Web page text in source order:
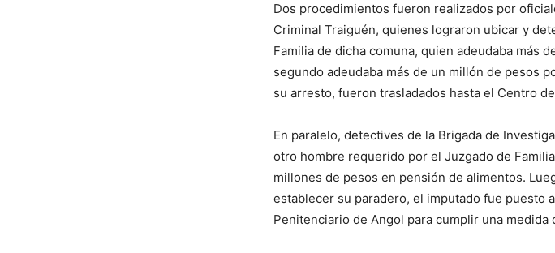
Dos procedimientos fueron realizados por
Criminal Traiguén, quienes lograron ubicar y
Familia de dicha comuna, quien adeudaba más
segundo adeudaba más de un millón de pesos
su arresto, fueron trasladados hasta el Centro
En paralelo, detectives de la Brigada de
otro hombre requerido por el Juzgado de
millones de pesos en pensión de alimentos.
establecer su paradero, el imputado fue puesto
Penitenciario de Angol para cumplir una